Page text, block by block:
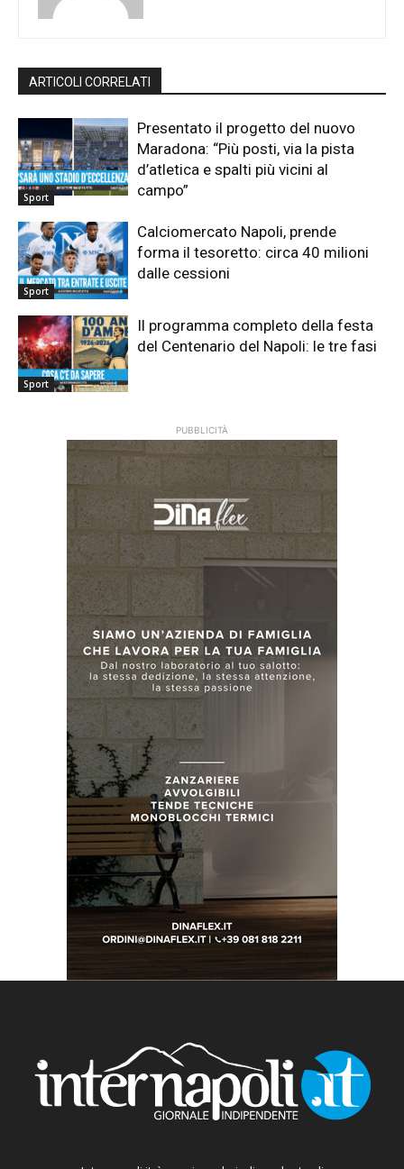
ARTICOLI CORRELATI
Sport
Presentato il progetto del nuovo
Maradona: “Più posti, via la pista
d’atletica e spalti più vicini al
campo”
Sport
Calciomercato Napoli, prende
forma il tesoretto: circa 40 milioni
dalle cessioni
Sport
Il programma completo della festa
del Centenario del Napoli: le tre fasi
PUBBLICITÀ